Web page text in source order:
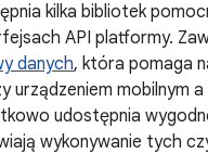
kilka bibliotek
API platformy.
danych, która pomaga
urządzeniem mobilnym
udostępnia
wykonywanie tych